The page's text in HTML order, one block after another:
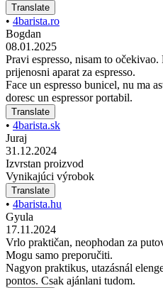
Translate
• 4barista.ro
Bogdan
08.01.2025
Pravi espresso, nisam to
prijenosni aparat za espresso.
Face un espresso bunicel, nu ma
doresc un espressor portabil.
Translate
• 4barista.sk
Juraj
31.12.2024
Izvrstan proizvod
Vynikajúci výrobok
Translate
• 4barista.hu
Gyula
17.11.2024
Vrlo praktičan, neophodan za
Mogu samo preporučiti.
Nagyon praktikus, utazásnál
pontos. Csak ajánlani tudom.